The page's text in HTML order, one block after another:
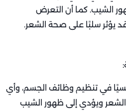
الشيب. كما أن التعرض
قد يؤثر سلبًا على صحة الشعر.
في تنظيم وظائف الجسم، وأي
ويؤدي إلى ظهور الشيب